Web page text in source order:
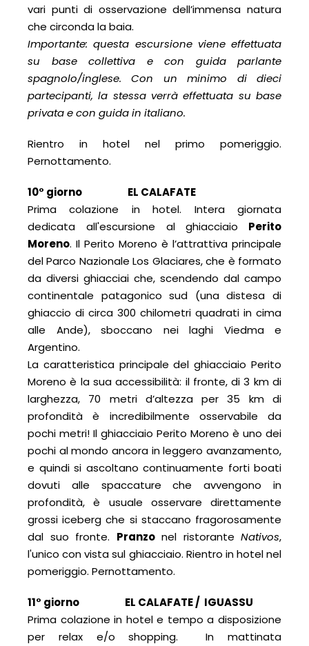
vari punti di osservazione dell’immensa natura
che circonda la baia.
Importante: questa escursione viene effettuata
su base collettiva e con guida parlante
spagnolo/inglese. Con un minimo di dieci
partecipanti, la stessa verrà effettuata su base
privata e con guida in italiano.
Rientro in hotel nel primo pomeriggio.
Pernottamento.
10° giorno EL CALAFATE
Prima colazione in hotel. Intera giornata
dedicata all'escursione al ghiacciaio Perito
Moreno. Il Perito Moreno è l’attrattiva principale
del Parco Nazionale Los Glaciares, che è formato
da diversi ghiacciai che, scendendo dal campo
continentale patagonico sud (una distesa di
ghiaccio di circa 300 chilometri quadrati in cima
alle Ande), sboccano nei laghi Viedma e
Argentino.
La caratteristica principale del ghiacciaio Perito
Moreno è la sua accessibilità: il fronte, di 3 km di
larghezza, 70 metri d’altezza per 35 km di
profondità è incredibilmente osservabile da
pochi metri! Il ghiacciaio Perito Moreno è uno dei
pochi al mondo ancora in leggero avanzamento,
e quindi si ascoltano continuamente forti boati
dovuti alle spaccature che avvengono in
profondità, è usuale osservare direttamente
grossi iceberg che si staccano fragorosamente
dal suo fronte. Pranzonel ristorante Nativos,
l'unico con vista sul ghiacciaio. Rientro in hotel nel
pomeriggio. Pernottamento.
11° giorno EL CALAFATE / IGUASSU
Prima colazione in hotel e tempo a disposizione
per relax e/o shopping. In mattinata